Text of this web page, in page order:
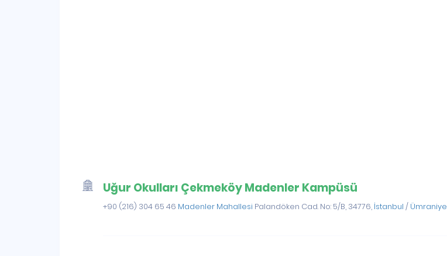
Uğur Okulları Çekmeköy Madenler Kampüsü
+90 (216) 304 65 46 Madenler Mahallesi Palandöken Cad. No: 5/B, 34776, İstanbul / Ümraniye